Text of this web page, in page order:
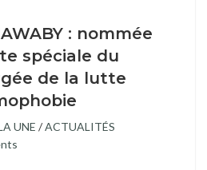
: nommée
spéciale du
de la lutte
UNE /ACTUALITÉS